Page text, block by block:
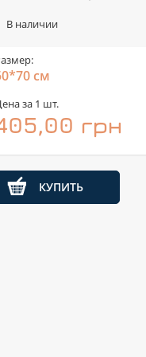
В наличии
см
за 1 шт.
грн
КУПИТЬ